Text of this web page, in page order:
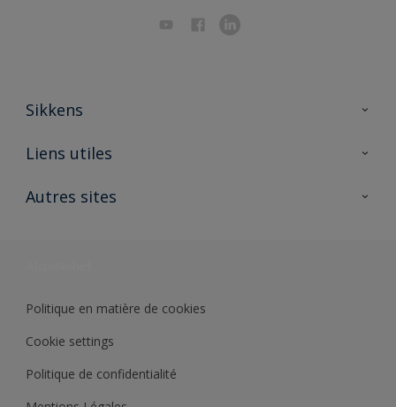
Sikkens
A propos de Sikkens
Liens utiles
Ouvrir un magasin PASS
Autres sites
Politique en matière de cookies
Cookie settings
Politique de confidentialité